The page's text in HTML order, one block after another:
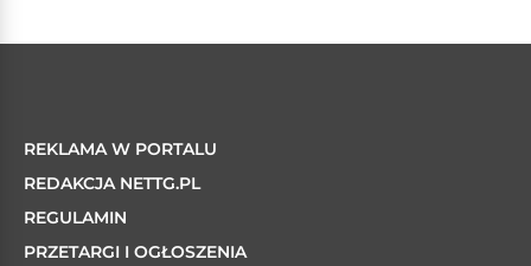
REKLAMA W PORTALU
REDAKCJA NETTG.PL
REGULAMIN
PRZETARGI I OGŁOSZENIA